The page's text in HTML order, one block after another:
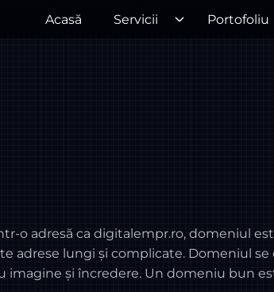
Acasă Servicii Portofoliu
o adresă ca digitalempr.ro, domeniul
adrese lungi și complicate. Domeniul
și încredere. Un domeniu bun